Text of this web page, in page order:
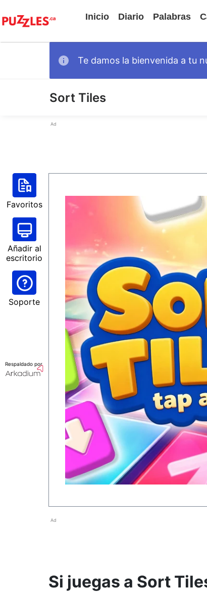
Inicio Diario Palabras
Te damos la bienvenida a tu
Sort Tiles
Ad
Favoritos
Añadir al
escritorio
Soporte
Respaldado por
Ad
Si juegas a Sort